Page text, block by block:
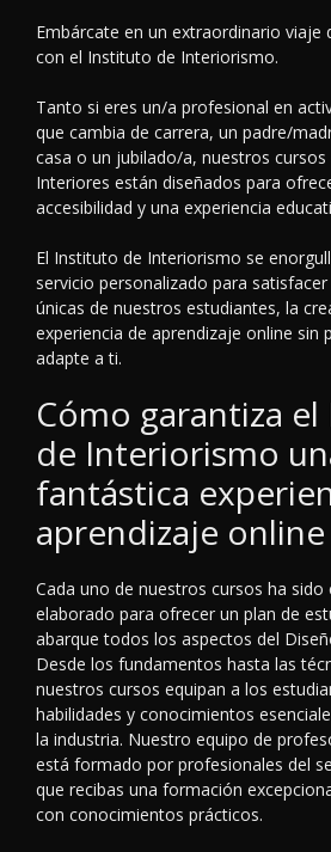
Embárcate en un extraordinario viaje
con el Instituto de Interiorismo.
Tanto si eres un/a profesional en
que cambia de carrera, un padre/
casa o un jubilado/a, nuestros
Interiores están diseñados para
accesibilidad y una experiencia
El Instituto de Interiorismo se
servicio personalizado para
únicas de nuestros estudiantes, la
experiencia de aprendizaje online sin
adapte a ti.
Cómo garantiza
de Interiorismo
fantástica
aprendizaje online
Cada uno de nuestros cursos ha sido
elaborado para ofrecer un plan de
abarque todos los aspectos del
Desde los fundamentos hasta las
nuestros cursos equipan a los
habilidades y conocimientos
la industria. Nuestro equipo de
está formado por profesionales del
que recibas una formación
con conocimientos prácticos.